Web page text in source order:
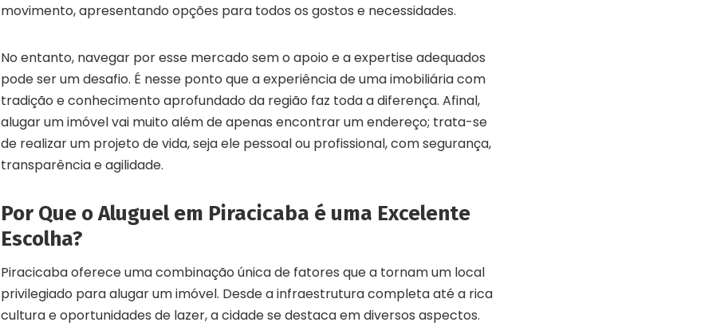
movimento, apresentando opções para todos os gostos e necessidades.
No entanto, navegar por esse mercado sem o apoio e a expertise adequados
pode ser um desafio. É nesse ponto que a experiência de uma imobiliária com
tradição e conhecimento aprofundado da região faz toda a diferença. Afinal,
alugar um imóvel vai muito além de apenas encontrar um endereço; trata-se
de realizar um projeto de vida, seja ele pessoal ou profissional, com segurança,
transparência e agilidade.
Por Que o Aluguel em Piracicaba é uma Excelente
Escolha?
Piracicaba oferece uma combinação única de fatores que a tornam um local
privilegiado para alugar um imóvel. Desde a infraestrutura completa até a rica
cultura e oportunidades de lazer, a cidade se destaca em diversos aspectos.